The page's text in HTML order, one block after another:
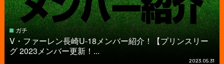
ガチ
V・ファーレン長崎U-18メンバー紹介！【プリンスリー
グ 2023メンバー更新！...
2023.05.31